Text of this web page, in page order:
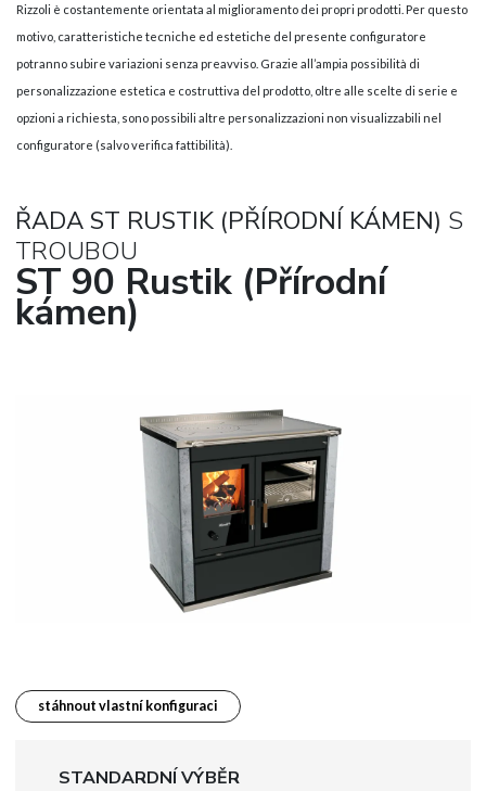
Rizzoli è costantemente orientata al miglioramento dei propri prodotti. Per questo
motivo, caratteristiche tecniche ed estetiche del presente configuratore
potranno subire variazioni senza preavviso. Grazie all’ampia possibilità di
personalizzazione estetica e costruttiva del prodotto, oltre alle scelte di serie e
opzioni a richiesta, sono possibili altre personalizzazioni non visualizzabili nel
configuratore (salvo verifica fattibilità).
ŘADA ST RUSTIK (PŘÍRODNÍ KÁMEN) S
TROUBOU
ST 90 Rustik (Přírodní
kámen)
stáhnout vlastní konfiguraci
STANDARDNÍ VÝBĚR